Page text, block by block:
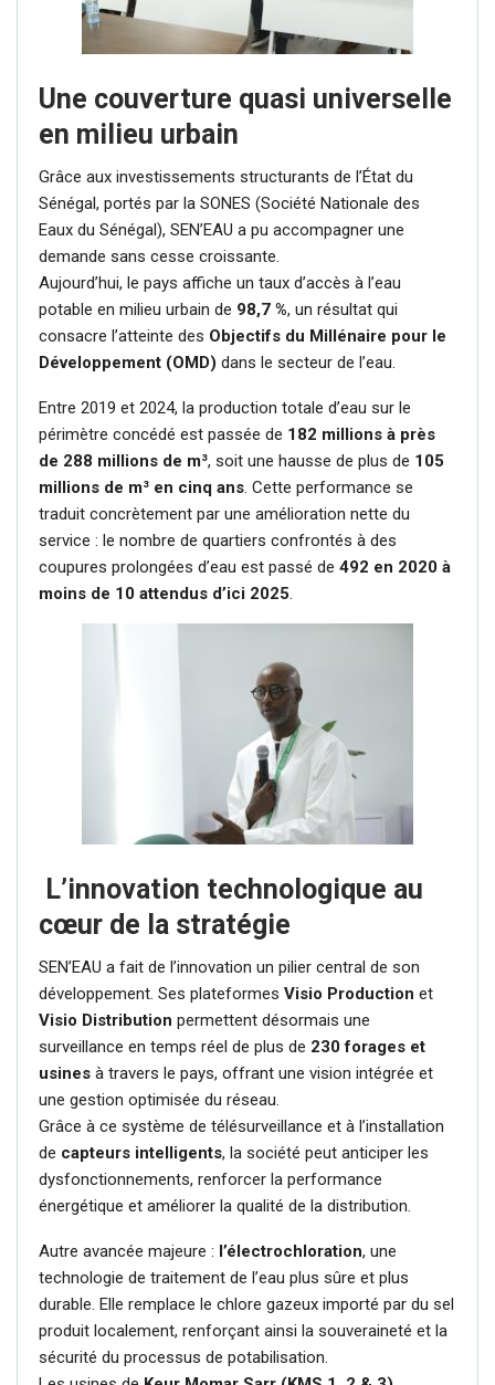
Une couverture quasi universelle
en milieu urbain
Grâce aux investissements structurants de l’État du
Sénégal, portés par la SONES (Société Nationale des
Eaux du Sénégal), SEN’EAU a pu accompagner une
demande sans cesse croissante.
Aujourd’hui, le pays affiche un taux d’accès à l’eau
potable en milieu urbain de 98,7 %, un résultat qui
consacre l’atteinte des Objectifs du Millénaire pour le
Développement (OMD) dans le secteur de l’eau.
Entre 2019 et 2024, la production totale d’eau sur le
périmètre concédé est passée de 182 millions à près
de 288 millions de m³, soit une hausse de plus de 105
millions de m³ en cinq ans. Cette performance se
traduit concrètement par une amélioration nette du
service : le nombre de quartiers confrontés à des
coupures prolongées d’eau est passé de 492 en 2020 à
moins de 10 attendus d’ici 2025.
L’innovation technologique au
cœur de la stratégie
SEN’EAU a fait de l’innovation un pilier central de son
développement. Ses plateformes Visio Production et
Visio Distribution permettent désormais une
surveillance en temps réel de plus de 230 forages et
usines à travers le pays, offrant une vision intégrée et
une gestion optimisée du réseau.
Grâce à ce système de télésurveillance et à l’installation
de capteurs intelligents, la société peut anticiper les
dysfonctionnements, renforcer la performance
énergétique et améliorer la qualité de la distribution.
Autre avancée majeure : l’électrochloration, une
technologie de traitement de l’eau plus sûre et plus
durable. Elle remplace le chlore gazeux importé par du sel
produit localement, renforçant ainsi la souveraineté et la
sécurité du processus de potabilisation.